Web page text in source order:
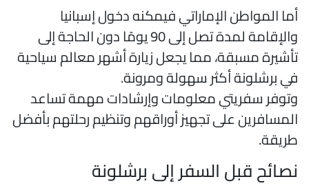
المواطن الإماراتي فيمكنه دخول إسبانيا
والإقامة لمدة تصل إلى 90 يومًا دون الحاجة إلى
مسبقة، مما يجعل زيارة أشهر معالم سياحية
برشلونة أكثر سهولة ومرونة.
سفريتي معلومات وإرشادات مهمة تساعد
على تجهيز أوراقهم وتنظيم رحلتهم بأفضل
قبل السفر إلى برشلونة